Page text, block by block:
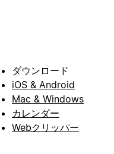
ダウンロード
iOS & Android
Mac & Windows
カレンダー
Webクリッパー